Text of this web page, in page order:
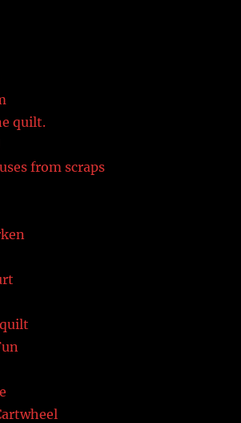
quilt.
from scraps